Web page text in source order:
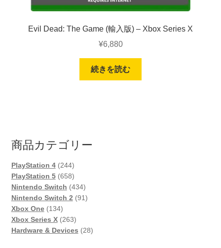
Evil Dead: The Game (輸入版) – Xbox Series X
¥6,880
続きを読む
商品カテゴリー
PlayStation 4 244244
個
の
商
PlayStation 5 658658
個
の
品
Nintendo Switch 434434
個
品
Nintendo Switch 2 9191
商
Xbox One 134134
個
の
Xbox Series X 263263
個
Hardware & Devices 2828